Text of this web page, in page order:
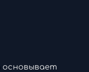
основывает